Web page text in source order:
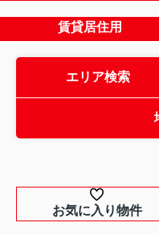
賃貸居住用
エリア検索
お気に入り物件